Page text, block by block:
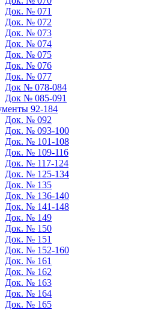
Док. № 071
Док. № 072
Док. № 073
Док. № 074
Док. № 075
Док. № 076
Док. № 077
Док № 078-084
Док № 085-091
92-184
Док. № 092
Док. № 093-100
Док. № 101-108
Док. № 109-116
Док. № 117-124
Док. № 125-134
Док. № 135
Док. № 136-140
Док. № 141-148
Док. № 149
Док. № 150
Док. № 151
Док. № 152-160
Док. № 161
Док. № 162
Док. № 163
Док. № 164
Док. № 165